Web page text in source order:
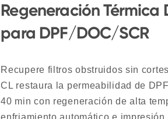
Regeneración Térmica
para DPF/DOC/SCR
Recupere filtros obstruidos sin
CL restaura la permeabilidad de
40 min con regeneración de alta
enfriamiento automático e impresión